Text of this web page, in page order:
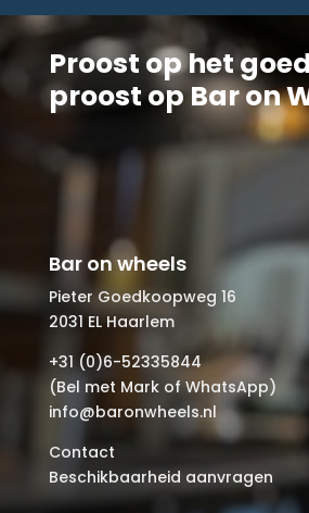
Proost op het
proost op Bar on
Bar on wheels
Pieter Goedkoopweg 16
2031 EL Haarlem
+31 (0)6-52335844
(Bel met Mark of WhatsApp)
info@baronwheels.nl
Contact
Beschikbaarheid aanvragen